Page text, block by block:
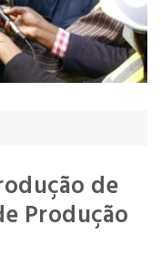
de
Produção